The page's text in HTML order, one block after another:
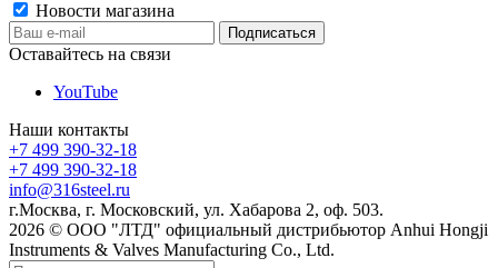
Новости магазина
Оставайтесь на связи
YouTube
Наши контакты
+7 499 390-32-18
+7 499 390-32-18
info@316steel.ru
г.Москва, г. Московский, ул. Хабарова 2, оф. 503.
2026 © ООО "ЛТД" официальный дистрибьютор Anhui Hongji
Instruments & Valves Manufacturing Co., Ltd.